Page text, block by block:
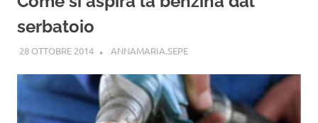
serbatoio
28 OTTOBRE 2014 ANNAMARIA.SEPEGUIDE